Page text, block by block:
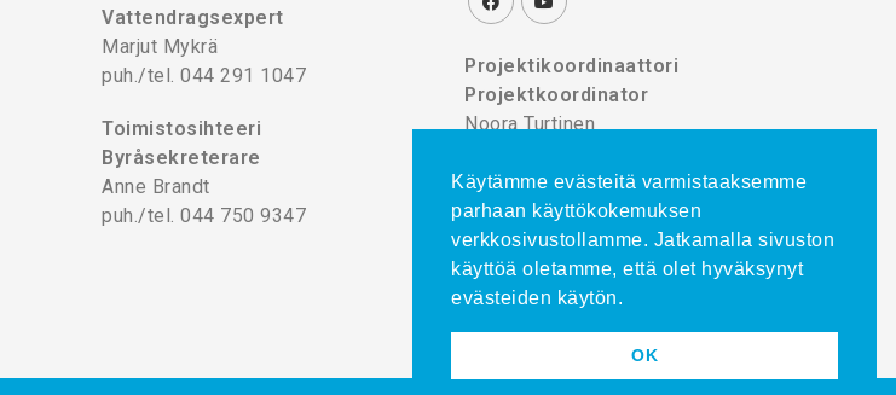
Vattendragsexpert
Marjut Mykrä
puh./tel. 044 291 1047
Toimistosihteeri
Byråsekreterare
Anne Brandt
puh./tel. 044 750 9347
Projektikoordinaattori
Projektkoordinator
Noora Turtinen
Käytämme evästeitä varmistaaksemme
parhaan käyttökokemuksen
verkkosivustollamme. Jatkamalla sivuston
käyttöä oletamme, että olet hyväksynyt
evästeiden käytön.
OK